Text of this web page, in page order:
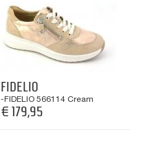
FIDELIO
-FIDELIO 566114 Cream
€ 179,95